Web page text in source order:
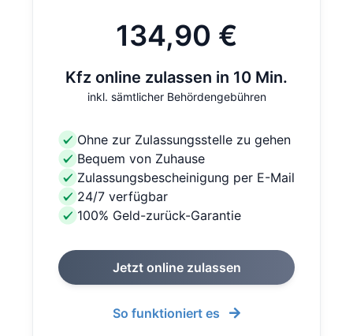
134,90 €
Kfz online zulassen in 10 Min.
inkl. sämtlicher Behördengebühren
Ohne zur Zulassungsstelle zu gehen
Bequem von Zuhause
Zulassungsbescheinigung per E-Mail
24/7 verfügbar
100% Geld-zurück-Garantie
Jetzt online zulassen
So funktioniert es